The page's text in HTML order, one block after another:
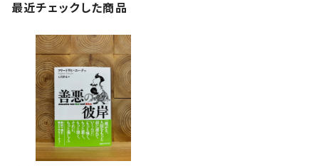
最近チェックした商品